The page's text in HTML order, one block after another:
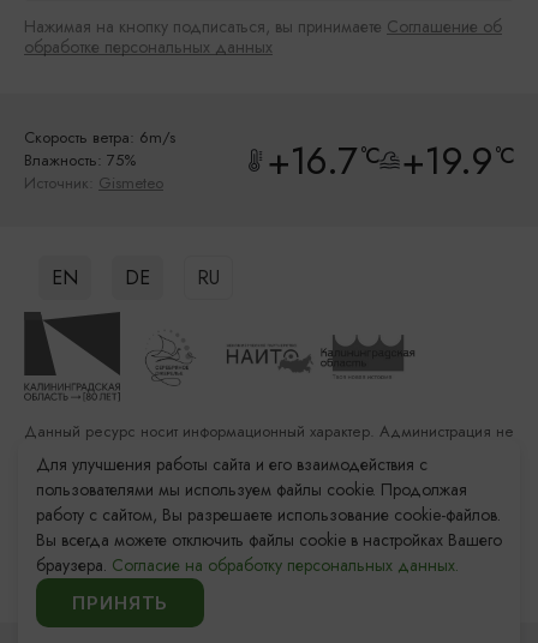
Нажимая на кнопку подписаться, вы принимаете Соглашение об
обработке персональных данных
Скорость ветра: 6m/s
Влажность: 75%
Источник: Gismeteo +16.7°C +19.9°C
EN DE RU
© 2011–2026 «Туристский информационный центр
Калининградской области»
Данный ресурс носит информационный характер. Администрация не
несет ответственности за качество услуг, предоставленных
сторонними организациями
Разработка сайта: «Решение»
Продвижение сайта: Remarka Agency
Для улучшения работы сайта и его взаимодействия с
пользователями мы используем файлы cookie. Продолжая
работу с сайтом, Вы разрешаете использование cookie-файлов.
Вы всегда можете отключить файлы cookie в настройках Вашего
браузера. Согласие на обработку персональных данных.
ПРИНЯТЬ